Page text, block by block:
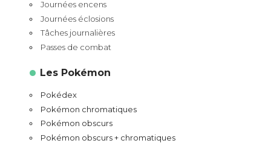
Journées encens
Journées éclosions
Tâches journalières
Passes de combat
Les Pokémon
Pokédex
Pokémon chromatiques
Pokémon obscurs
Pokémon obscurs + chromatiques